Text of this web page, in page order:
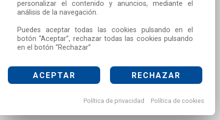
personalizar el contenido y anuncios, mediante el
análisis de la navegación.
Puedes aceptar todas las cookies pulsando en el
botón “Aceptar”, rechazar todas las cookies pulsando
en el botón “Rechazar”
ACEPTAR RECHAZAR
Política de privacidad Política de cookies